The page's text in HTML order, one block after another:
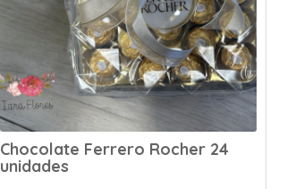
Sacola Brinde ao Amor